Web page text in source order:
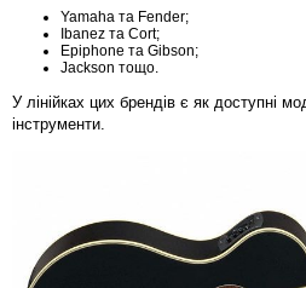
Yamaha та Fender;
Ibanez та Cort;
Epiphone та Gibson;
Jackson тощо.
У лінійках цих брендів є як доступні
інструменти.